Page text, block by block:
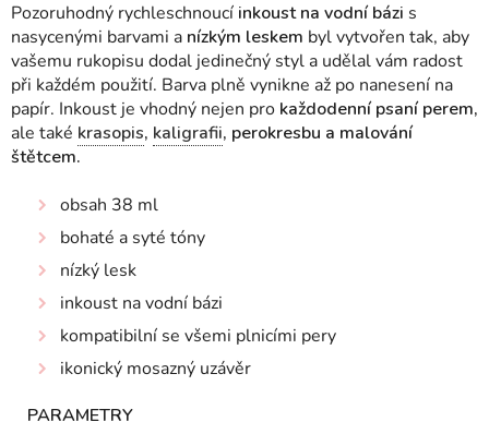
Pozoruhodný rychleschnoucí inkoust na vodní bázi s
nasycenými barvami a nízkým leskem byl vytvořen tak, aby
vašemu rukopisu dodal jedinečný styl a udělal vám radost
při každém použití. Barva plně vynikne až po nanesení na
papír. Inkoust je vhodný nejen pro každodenní psaní perem,
ale také krasopis, kaligrafii, perokresbu a malování
štětcem.
obsah 38 ml
bohaté a syté tóny
nízký lesk
inkoust na vodní bázi
kompatibilní se všemi plnicími pery
ikonický mosazný uzávěr